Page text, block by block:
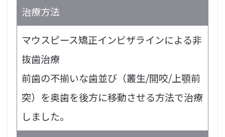
治療方法
マウスピース矯正インビザラインによる非
抜歯治療
前歯の不揃いな歯並び（叢生/開咬/上顎前
突）を奥歯を後方に移動させる方法で治療
しました。